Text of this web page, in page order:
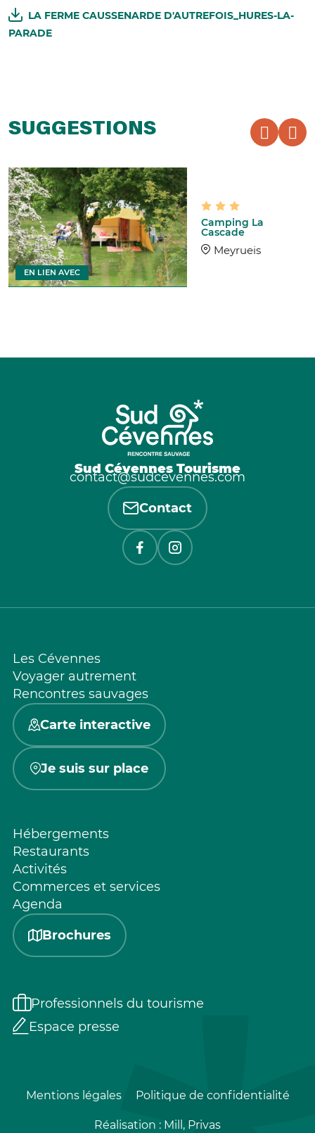
LA FERME CAUSSENARDE D'AUTREFOIS_HURES-LA-
PARADE
SUGGESTIONS
Camping La
Cascade
Meyrueis
EN LIEN AVEC
Sud Cévennes Tourisme
contact@sudcevennes.com
Contact
Les Cévennes
Voyager autrement
Rencontres sauvages
Carte interactive
Je suis sur place
Hébergements
Restaurants
Activités
Commerces et services
Agenda
Brochures
Professionnels du tourisme
Espace presse
Mentions légales Politique de confidentialité
Réalisation : Mill, Privas